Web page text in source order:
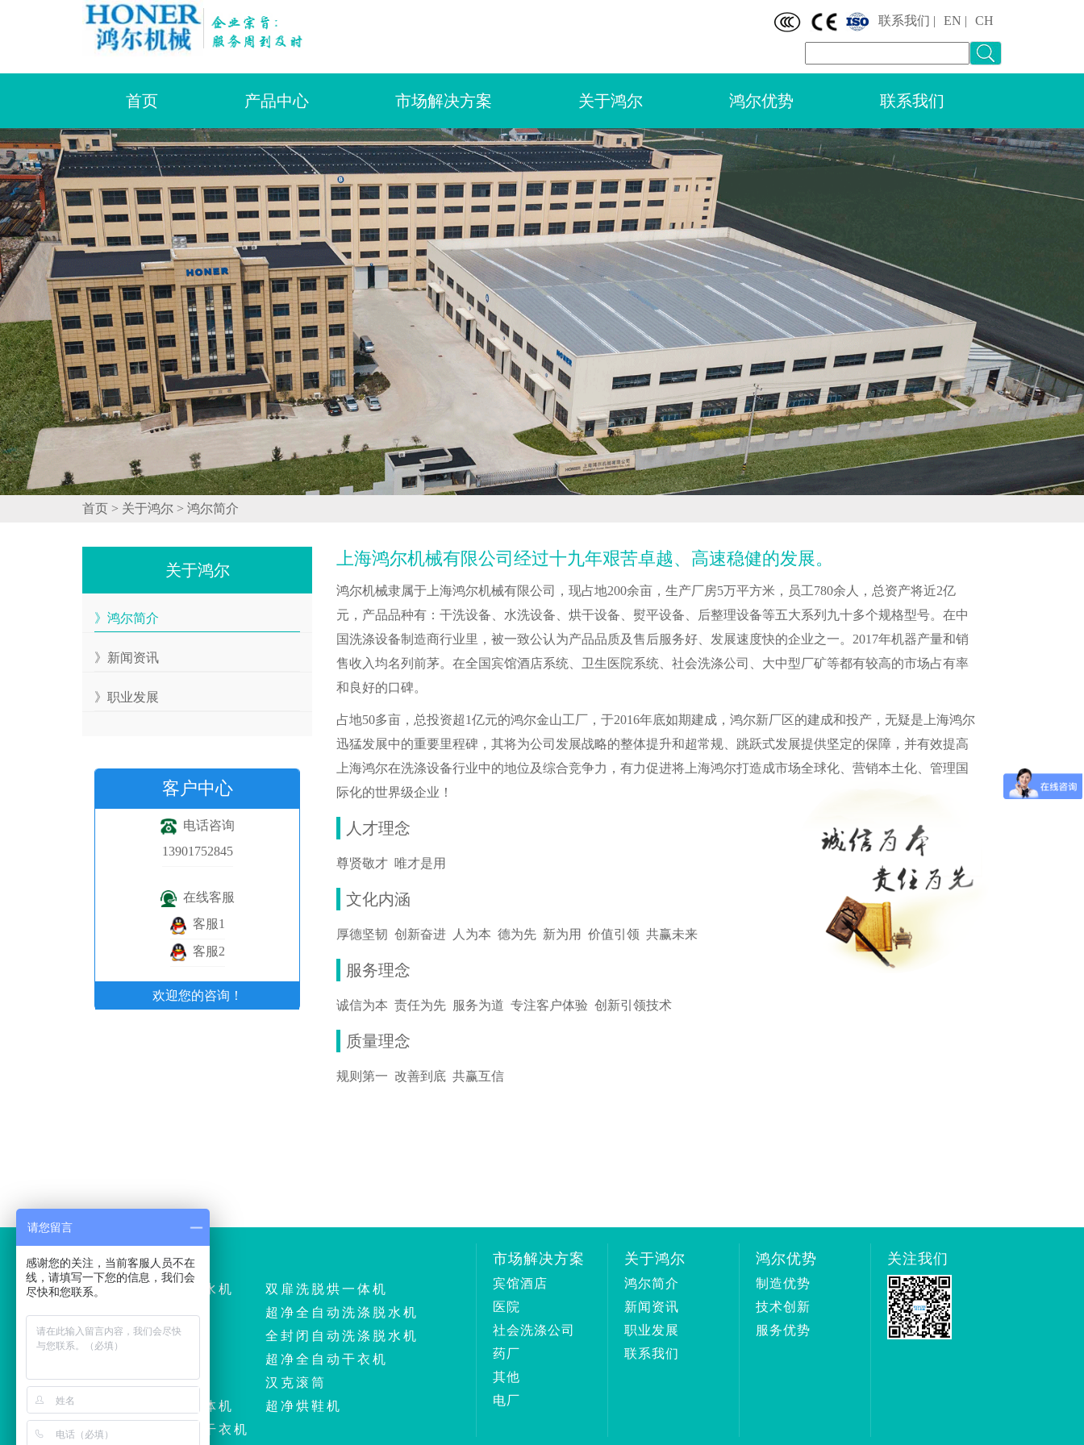
联系我们 | EN | CH
首页 产品中心 市场解决方案 关于鸿尔 鸿尔优势 联系我们
首页 > 关于鸿尔 > 鸿尔简介
关于鸿尔
》鸿尔简介
》新闻资讯
》职业发展
客户中心
电话咨询
13901752845
在线客服
客服1
客服2
欢迎您的咨询！
上海鸿尔机械有限公司经过十九年艰苦卓越、高速稳健的发展。
鸿尔机械隶属于上海鸿尔机械有限公司，现占地200余亩，生产厂房5万平方米，员工780余人，总资产将近2亿
元，产品品种有：干洗设备、水洗设备、烘干设备、熨平设备、后整理设备等五大系列九十多个规格型号。在中
国洗涤设备制造商行业里，被一致公认为产品品质及售后服务好、发展速度快的企业之一。2017年机器产量和销
售收入均名列前茅。在全国宾馆酒店系统、卫生医院系统、社会洗涤公司、大中型厂矿等都有较高的市场占有率
和良好的口碑。
占地50多亩，总投资超1亿元的鸿尔金山工厂，于2016年底如期建成，鸿尔新厂区的建成和投产，无疑是上海鸿尔
迅猛发展中的重要里程碑，其将为公司发展战略的整体提升和超常规、跳跃式发展提供坚定的保障，并有效提高
上海鸿尔在洗涤设备行业中的地位及综合竞争力，有力促进将上海鸿尔打造成市场全球化、营销本土化、管理国
际化的世界级企业！
人才理念
尊贤敬才 唯才是用
文化内涵
厚德坚韧 创新奋进 人为本 德为先 新为用 价值引领 共赢未来
服务理念
诚信为本 责任为先 服务为道 专注客户体验 创新引领技术
质量理念
规则第一 改善到底 共赢互信
产品中心
全自动洗涤脱水机
全自动干衣机
自动熨平机
送布机
双扉洗脱烘一体机
全封闭全自动干衣机
双扉洗脱烘一体机
超净全自动洗涤脱水机
全封闭自动洗涤脱水机
超净全自动干衣机
汉克滚筒
超净烘鞋机
市场解决方案
宾馆酒店
医院
社会洗涤公司
药厂
其他
电厂
关于鸿尔
鸿尔简介
新闻资讯
职业发展
联系我们
鸿尔优势
制造优势
技术创新
服务优势
关注我们
请您留言
感谢您的关注，当前客服人员不在
线，请填写一下您的信息，我们会
尽快和您联系。